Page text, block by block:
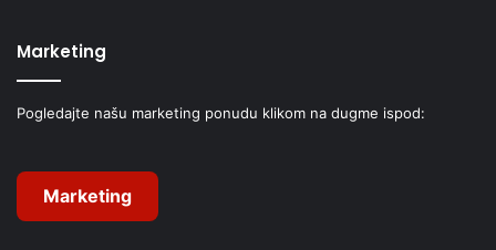
Marketing
Pogledajte našu marketing ponudu klikom na dugme ispod:
Marketing